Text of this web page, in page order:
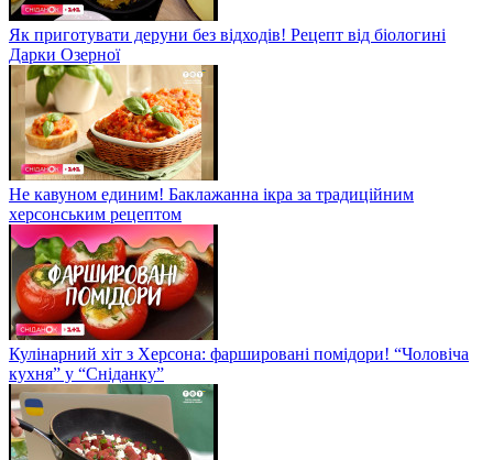
Як приготувати деруни без відходів! Рецепт від біологині
Дарки Озерної
Не кавуном единим! Баклажанна ікра за традиційним
херсонським рецептом
Кулінарний хіт з Херсона: фаршировані помідори! “Чоловіча
кухня” у “Сніданку”